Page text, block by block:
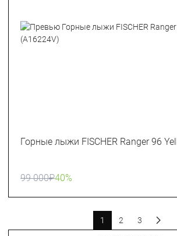
Горные лыжи FISCHER Ranger 96
99 000₽40%
1 2 3